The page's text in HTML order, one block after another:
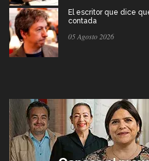
El escritor que dice
contada
05 Agosto 2026